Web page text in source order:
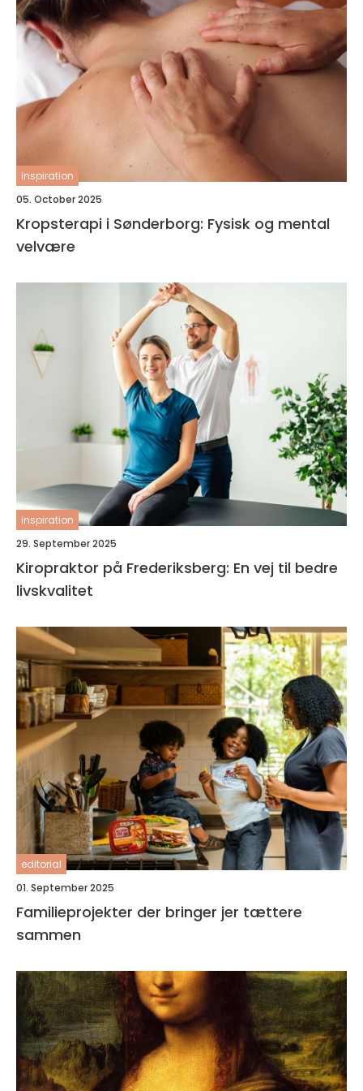
inspiration
05. October 2025
Kropsterapi i Sønderborg: Fysisk og mental
velvære
inspiration
29. September 2025
Kiropraktor på Frederiksberg: En vej til bedre
livskvalitet
editorial
01. September 2025
Familieprojekter der bringer jer tættere
sammen